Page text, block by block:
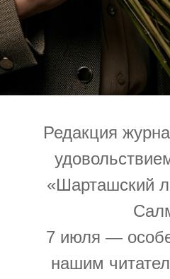
Редакция
«Шарташский
7 июля —
нашим